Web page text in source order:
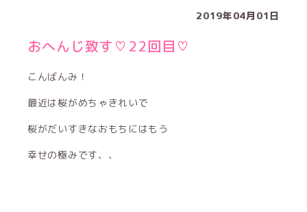
2019年04月01日
おへんじ致す♡22回目♡
こんばんみ！
最近は桜がめちゃきれいで
桜がだいすきなおもちにはもう
幸せの極みです、、